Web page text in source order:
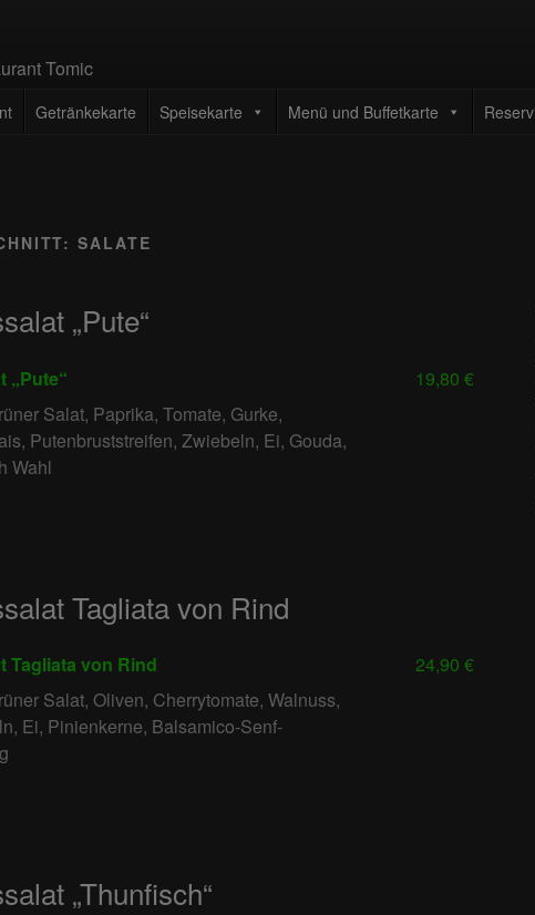
RESTAURANT TOMIC
Spezialitätenrestaurant
Getränkekarte Speisekarte Menü und Buffetkarte
SALATE
„Pute“
„Pute“
19,80 €
Salat, Paprika, Tomate, Gurke,
Putenbruststreifen, Zwiebeln, Ei, Gouda,
Wahl
Tagliata von Rind
Tagliata von Rind
24,90 €
Salat, Oliven, Cherrytomate, Walnuss,
Ei, Pinienkerne, Balsamico-Senf-
„Thunfisch“